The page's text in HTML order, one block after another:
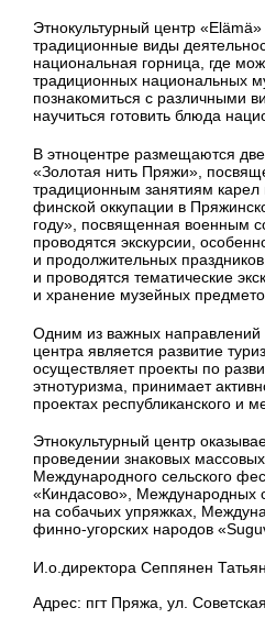
Этнокультурный центр
традиционные виды
национальная горница, где
традиционных национальных
познакомиться с различными
научиться готовить блюда
В этноцентре размещаются
«Золотая нить Пряжи»,
традиционным занятиям
финской оккупации в
году», посвященная военным
проводятся экскурсии,
и продолжительных
и проводятся тематические
и хранение музейных
Одним из важных направлений
центра является развитие
осуществляет проекты по
этнотуризма, принимает
проектах республиканского и
Этнокультурный центр
проведении знаковых
Международного сельского
«Киндасово», Международных
на собачьих упряжках,
финно-угорских народов
И.о.директора Сеппянен
Адрес: пгт Пряжа, ул.